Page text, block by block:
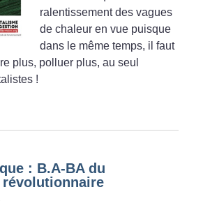
ralentissement des vagues
de chaleur en vue puisque
dans le même temps, il faut
plus, polluer plus, au seul
!
: B.A-BA du